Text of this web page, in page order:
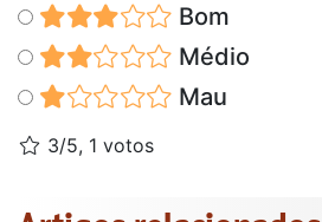
Bom
Médio
Mau
3/5, 1 votos